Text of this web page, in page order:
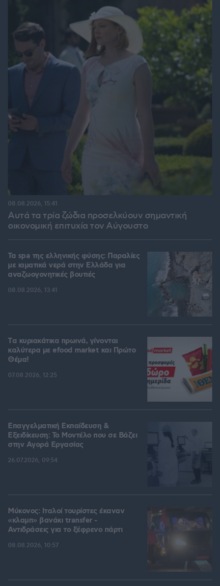
Αυτά τα τρία ζώδια προσελκύουν σημαντική
οικονομική επιτυχία τον Αύγουστο
08.08.2026, 15:41
Τα spa της ελληνικής φύσης: Παραλίες
με ιαματικά νερά στην Ελλάδα για
αναζωογονητικές βουτιές
08.08.2026, 13:41
Tα κυριακάτικα πρωινά, γίνονται
καλύτερα με efood market και Πρώτο
Θέμα!
07.08.2026, 12:25
Επαγγελματική Εκπαίδευση &
Εξειδίκευση: Το Mοντέλο που σε Bάζει
στην Aγορά Eργασίας
26.07.2026, 09:54
Μύκονος: Ιταλοί τουρίστες έκαναν
«κλαμπ» βανάκι transfer -
Αντιδράσεις για το ξέφρενο πάρτι
08.08.2026, 10:57